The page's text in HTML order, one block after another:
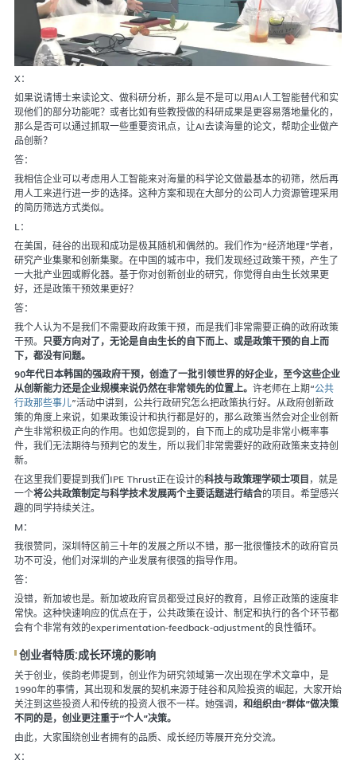
X：
如果说请博士来读论文、做科研分析，那么是不是可以用AI人工智能替代和实
现他们的部分功能呢？或者比如有些教授做的科研成果是更容易落地量化的，
那么是否可以通过抓取一些重要资讯点，让AI去读海量的论文，帮助企业做产
品创新？
答：
我相信企业可以考虑用人工智能来对海量的科学论文做最基本的初筛，然后再
用人工来进行进一步的选择。这种方案和现在大部分的公司人力资源管理采用
的简历筛选方式类似。
L：
在美国，硅谷的出现和成功是极其随机和偶然的。我们作为“经济地理”学者，
研究产业集聚和创新集聚。在中国的城市中，我们发现经过政策干预，产生了
一大批产业园或孵化器。基于你对创新创业的研究，你觉得自由生长效果更
好，还是政策干预效果更好？
答：
我个人认为不是我们不需要政府政策干预，而是我们非常需要正确的政府政策
干预。 只要方向对了，无论是自由生长的自下而上、或是政策干预的自上而
下，都没有问题。
90年代日本韩国的强政府干预，创造了一批引领世界的好企业，至今这些企业
从创新能力还是企业规模来说仍然在非常领先的位置上。 许老师在上期“公共
行政那些事儿”活动中讲到，公共行政研究怎么把政策执行好。从政府创新政
策的角度上来说，如果政策设计和执行都是好的，那么政策当然会对企业创新
产生非常积极正向的作用。也如您提到的，自下而上的成功是非常小概率事
件，我们无法期待与预判它的发生，所以我们非常需要好的政府政策来支持创
新。
在这里我们要提到我们IPE Thrust正在设计的科技与政策理学硕士项目，就是
一个将公共政策制定与科学技术发展两个主要话题进行结合的项目。希望感兴
趣的同学持续关注。
M：
我很赞同，深圳特区前三十年的发展之所以不错，那一批很懂技术的政府官员
功不可没，他们对深圳的产业发展有很强的指导作用。
答：
没错，新加坡也是。新加坡政府官员都受过良好的教育，且修正政策的速度非
常快。这种快速响应的优点在于，公共政策在设计、制定和执行的各个环节都
会有个非常有效的experimentation-feedback-adjustment的良性循环。
创业者特质:成长环境的影响
关于创业，侯韵老师提到，创业作为研究领域第一次出现在学术文章中，是
1990年的事情，其出现和发展的契机来源于硅谷和风险投资的崛起，大家开始
关注到这些投资人和传统的投资人很不一样。她强调， 和组织由“群体”做决策
不同的是，创业更注重于“个人”决策。
由此，大家围绕创业者拥有的品质、成长经历等展开充分交流。
X：